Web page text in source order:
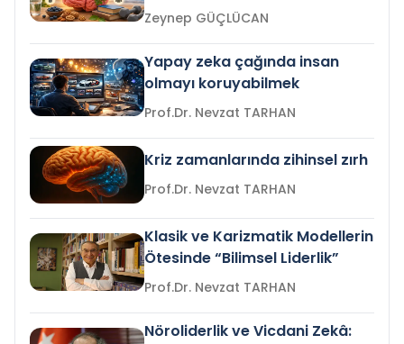
Zeynep GÜÇLÜCAN
Yapay zeka çağında insan
olmayı koruyabilmek
Prof.Dr. Nevzat TARHAN
Kriz zamanlarında zihinsel zırh
Prof.Dr. Nevzat TARHAN
Klasik ve Karizmatik Modellerin
Ötesinde “Bilimsel Liderlik”
Prof.Dr. Nevzat TARHAN
Nöroliderlik ve Vicdani Zekâ: